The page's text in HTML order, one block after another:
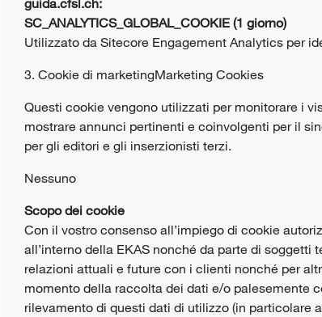
SC_ANALYTICS_GLOBAL_COOKIE (1 giorno)
Utilizzato da Sitecore Engagement Analytics per
3. Cookie di marketingMarketing Cookies
Questi cookie vengono utilizzati per monitorare i
mostrare annunci pertinenti e coinvolgenti per il
per gli editori e gli inserzionisti terzi.
Nessuno
Scopo dei cookie
Con il vostro consenso all’impiego di cookie
all’interno della EKAS nonché da parte di soggetti
relazioni attuali e future con i clienti nonché per
momento della raccolta dei dati e/o palesemente
rilevamento di questi dati di utilizzo (in particolare